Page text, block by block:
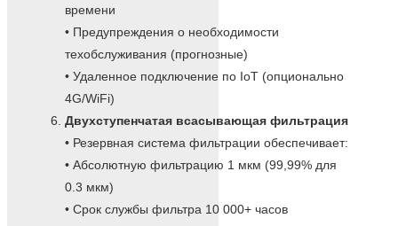
времени
• Предупреждения о необходимости
техобслуживания (прогнозные)
• Удаленное подключение по IoT (опционально
4G/WiFi)
Двухступенчатая всасывающая фильтрация
• Резервная система фильтрации обеспечивает:
• Абсолютную фильтрацию 1 мкм (99,99% для
0.3 мкм)
• Срок службы фильтра 10 000+ часов